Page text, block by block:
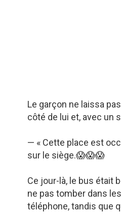
Le garçon ne laissa
côté de lui et, avec un
— « Cette place est
sur le siège.😱😱😱
Ce jour-là, le bus était
ne pas tomber dans
téléphone, tandis que